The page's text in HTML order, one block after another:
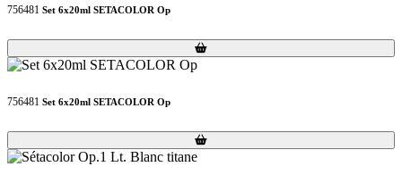
756481 Set 6x20ml SETACOLOR Op
Loading...
Loading...
756481 Set 6x20ml SETACOLOR Op
Loading...
Loading...